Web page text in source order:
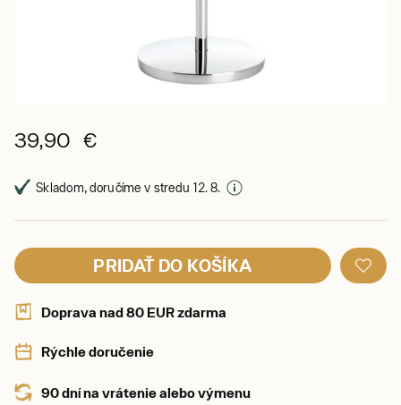
39,90 €
Skladom, doručíme v stredu 12. 8.
PRIDAŤ DO KOŠÍKA
Doprava nad 80 EUR zdarma
Rýchle doručenie
90 dní na vrátenie alebo výmenu